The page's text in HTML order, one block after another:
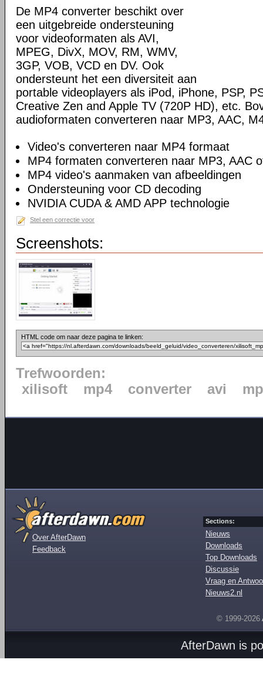
De MP4 converter beschikt over
een uitgebreide ondersteuning
voor videoformaten als AVI,
MPEG, DivX, MOV, RM, WMV,
3GP, VOB, VCD en DV. Ook
ondersteunt het een diversiteit aan
portable videoplayers als iPod, iPhone, PSP,
Creative Zen and Apple TV (720P HD), etc.
audioformaten converteren naar MP3, AAC,
Video's converteren naar MP4 formaat
MP4 formaten converteren naar MP3, AAC
MP4 video's aanmaken van afbeeldingen
Ondersteuning voor CD decoding
NVIDIA CUDA & AMD APP technologie
Stel een correctie voor
Screenshots:
HTML code om naar deze pagina te linken:
Trefwoorden:
xilisoft
mp4 converter avi
Over AfterDawn
Feedback
Sections:
Nieuws
Downloads
Top Downloads
Discussie
Vraag en
Nieuws2.nl
© 1999-2026
AfterDawn is